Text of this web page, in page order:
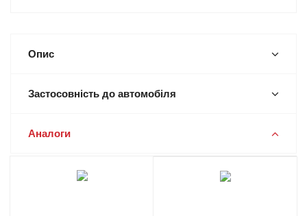
Опис
Застосовність до автомобіля
Аналоги